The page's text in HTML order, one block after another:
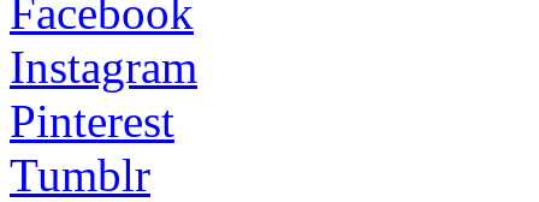
Facebook
Instagram
Pinterest
Tumblr